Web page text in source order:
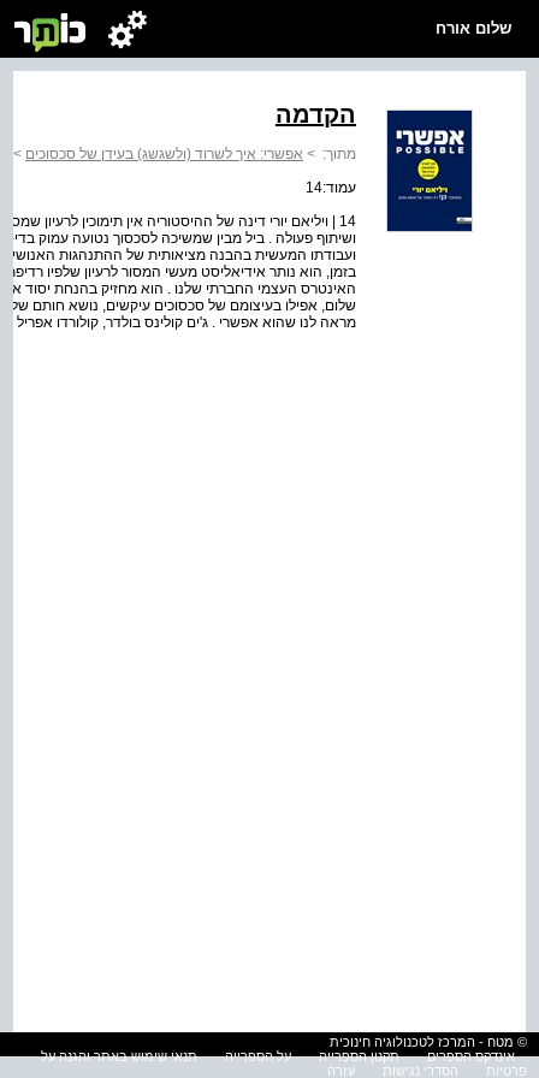
שלום אורח
הקדמה
מתוך: > אפשרי: איך לשרוד (ולשגשג) בעידן של סכסוכים >
עמוד:14
14 | ויליאם יורי דינה של ההיסטוריה אין תימוכין
ושיתוף פעולה . ביל מבין שמשיכה לסכסוך נטועה עמוק בדי-
ועבודתו המעשית בהבנה מציאותית של ההתנהגות האנושית,
בזמן, הוא נותר אידיאליסט מעשי המסור לרעיון שלפיו
האינטרס העצמי החברתי שלנו . הוא מחזיק בהנחת יסוד
שלום, אפילו בעיצומם של סכסוכים עיקשים, נושא חותם של
מראה לנו שהוא אפשרי . ג'ים קולינס בולדר, קולורדו אפריל 2023
© מטח - המרכז לטכנולוגיה חינוכית
אינדקס הספרים
תקנון הספרייה על הספרייה
תנאי שימוש באתר והגנה על
פרטיות
הסדרי נגישות עזרה